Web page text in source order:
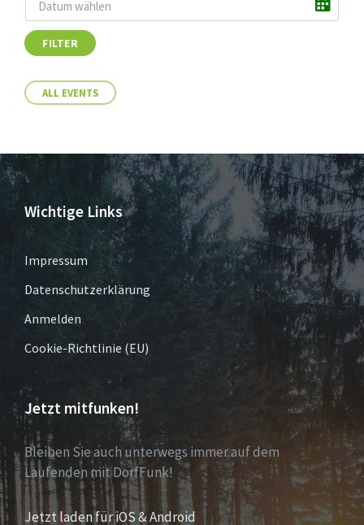
FILTER
ALL EVENTS
Wichtige Links
Impressum
Datenschutzerklärung
Anmelden
Cookie-Richtlinie (EU)
Jetzt mitfunken!
Bleiben Sie auch unterwegs immer auf dem
Laufenden mit DorfFunk!
Jetzt laden für iOS & Android